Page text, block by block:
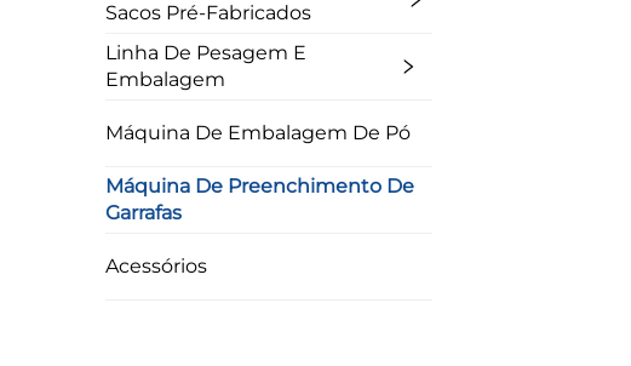
Sacos Pré-Fabricados
Linha De Pesagem E
Embalagem
Máquina De Embalagem De Pó
Máquina De Preenchimento De
Garrafas
Acessórios